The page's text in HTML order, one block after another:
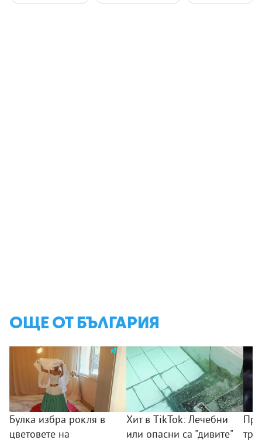
ОЩЕ ОТ БЪЛГАРИЯ
Булка избра рокля в
цветовете на
Хит в TikTok: Лечебни
или опасни са "дивите"